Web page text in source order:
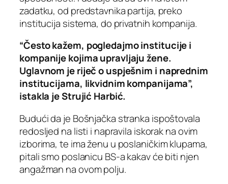
zadatku, od predstavnika partija, preko
institucija sistema, do privatnih kompanija.
“Često kažem, pogledajmo institucije i
kompanije kojima upravljaju žene.
Uglavnom je riječ o uspješnim i naprednim
institucijama, likvidnim kompanijama”,
istakla je Strujić Harbić.
Budući da je Bošnjačka stranka ispoštovala
redosljed na listi i napravila iskorak na ovim
izborima, te ima ženu u poslaničkim klupama,
pitali smo poslanicu BS-a kakav će biti njen
angažman na ovom polju.